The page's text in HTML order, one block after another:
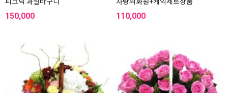
150,000 110,000